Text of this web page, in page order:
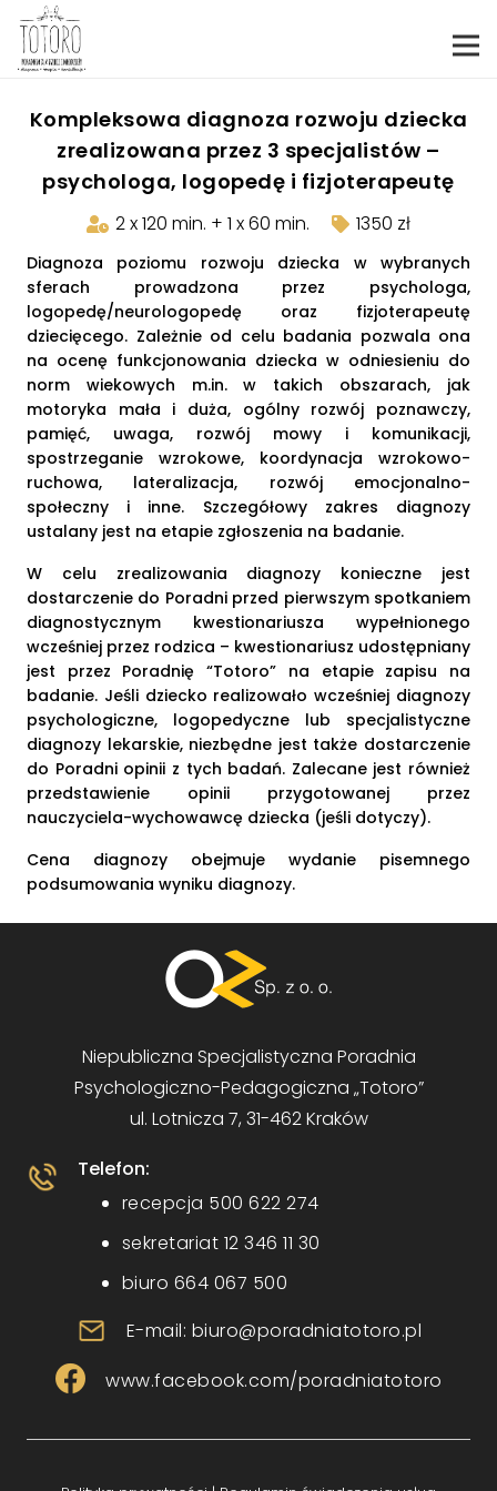
Kompleksowa diagnoza rozwoju dziecka
zrealizowana przez 3 specjalistów –
psychologa, logopedę i fizjoterapeutę
2 x 120 min. + 1 x 60 min. 1350 zł
Diagnoza poziomu rozwoju dziecka w wybranych
sferach prowadzona przez psychologa,
logopedę/neurologopedę oraz fizjoterapeutę
dziecięcego. Zależnie od celu badania pozwala ona
na ocenę funkcjonowania dziecka w odniesieniu do
norm wiekowych m.in. w takich obszarach, jak
motoryka mała i duża, ogólny rozwój poznawczy,
pamięć, uwaga, rozwój mowy i komunikacji,
spostrzeganie wzrokowe, koordynacja wzrokowo-
ruchowa, lateralizacja, rozwój emocjonalno-
społeczny i inne. Szczegółowy zakres diagnozy
ustalany jest na etapie zgłoszenia na badanie.
W celu zrealizowania diagnozy konieczne jest
dostarczenie do Poradni przed pierwszym spotkaniem
diagnostycznym kwestionariusza wypełnionego
wcześniej przez rodzica – kwestionariusz udostępniany
jest przez Poradnię “Totoro” na etapie zapisu na
badanie. Jeśli dziecko realizowało wcześniej diagnozy
psychologiczne, logopedyczne lub specjalistyczne
diagnozy lekarskie, niezbędne jest także dostarczenie
do Poradni opinii z tych badań. Zalecane jest również
przedstawienie opinii przygotowanej przez
nauczyciela-wychowawcę dziecka (jeśli dotyczy).
Cena diagnozy obejmuje wydanie pisemnego
podsumowania wyniku diagnozy.
Niepubliczna Specjalistyczna Poradnia
Psychologiczno-Pedagogiczna „Totoro”
ul. Lotnicza 7, 31-462 Kraków
Telefon:
recepcja 500 622 274
sekretariat 12 346 11 30
biuro 664 067 500
E-mail: biuro@poradniatotoro.pl
www.facebook.com/poradniatotoro